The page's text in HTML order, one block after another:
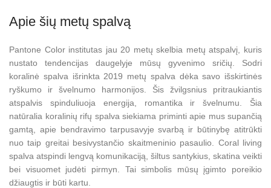
Apie šių metų spalvą
Pantone Color institutas jau 20 metų skelbia metų atspalvį, kuris
nustato tendencijas daugelyje mūsų gyvenimo sričių. Sodri
koralinė spalva išrinkta 2019 metų spalva dėka savo išskirtinės
ryškumo ir švelnumo harmonijos. Šis žvilgsnius pritraukiantis
atspalvis spinduliuoja energija, romantika ir švelnumu. Šia
natūralia koralinių rifų spalva siekiama priminti apie mus supančią
gamtą, apie bendravimo tarpusavyje svarbą ir būtinybę atitrūkti
nuo taip greitai besivystančio skaitmeninio pasaulio. Coral living
spalva atspindi lengvą komunikaciją, šiltus santykius, skatina veikti
bei visuomet judėti pirmyn. Tai simbolis mūsų įgimto poreikio
džiaugtis ir būti kartu.